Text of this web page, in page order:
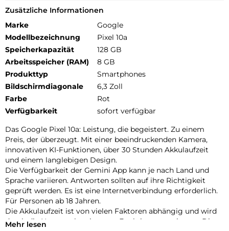
Zusätzliche Informationen
Marke
Google
Modellbezeichnung
Pixel 10a
Speicherkapazität
128 GB
Arbeitsspeicher (RAM)
8 GB
Produkttyp
Smartphones
Bildschirmdiagonale
6,3 Zoll
Farbe
Rot
Verfügbarkeit
sofort verfügbar
Das Google Pixel 10a: Leistung, die begeistert. Zu einem
Preis, der überzeugt. Mit einer beeindruckenden Kamera,
innovativen KI-Funktionen, über 30 Stunden Akkulaufzeit
und einem langlebigen Design.
Die Verfügbarkeit der Gemini App kann je nach Land und
Sprache variieren. Antworten sollten auf ihre Richtigkeit
geprüft werden. Es ist eine Internetverbindung erforderlich.
Für Personen ab 18 Jahren.
Die Akkulaufzeit ist von vielen Faktoren abhängig und wird
durch die Nutzung bestimmter Funktionen verringert. Die
Mehr lesen